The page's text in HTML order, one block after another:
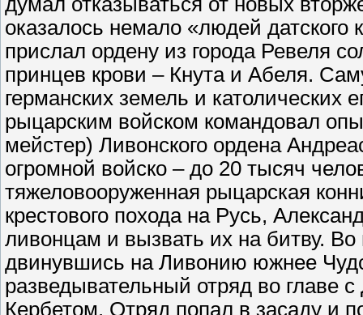
оказалось немало «людей
прислал ордену из города Ревеля
принцев крови – Кнута и Абеля.
германских земель и
рыцарским войском командовал
мейстер) Ливонского ордена
огромной войско – до 20 тысяч
тяжеловооруженная рыцарская
крестового похода на Русь,
ливонцам и вызвать их на битву. Во
двинувшись на Ливонию южнее
разведывательный отряд во главе
Кербетом. Отряд попал в засаду и